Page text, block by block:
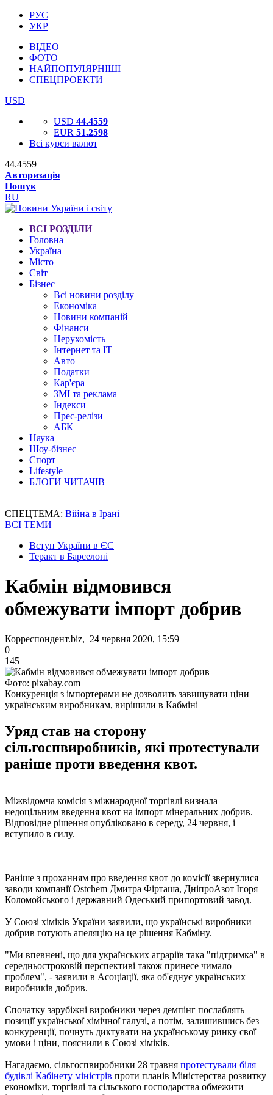
РУС
УКР
ВІДЕО
ФОТО
НАЙПОПУЛЯРНІШІ
СПЕЦПРОЕКТИ
USD
USD 44.4559
EUR 51.2598
Всі курси валют
44.4559
Авторизація
Пошук
RU
ВСІ РОЗДІЛИ
Головна
Україна
Місто
Світ
Бізнес
Всі новини розділу
Економіка
Новини компаній
Фінанси
Нерухомість
Інтернет та IT
Авто
Податки
Кар'єра
ЗМІ та реклама
Індекси
Прес-релізи
АБК
Наука
Шоу-бізнес
Спорт
Lifestyle
БЛОГИ ЧИТАЧІВ
СПЕЦТЕМА: Війна в Ірані
ВСІ ТЕМИ
Вступ України в ЄС
Теракт в Барселоні
Кабмін відмовився
обмежувати імпорт добрив
Корреспондент.biz, 24 червня 2020, 15:59
0
145
Фото: pixabay.com
Конкуренція з імпортерами не дозволить завищувати ціни
українським виробникам, вирішили в Кабміні
Уряд став на сторону
сільгоспвиробників, які протестували
раніше проти введення квот.
Міжвідомча комісія з міжнародної торгівлі визнала
недоцільним введення квот на імпорт мінеральних добрив.
Відповідне рішення опубліковано в середу, 24 червня, і
вступило в силу.
Раніше з проханням про введення квот до комісії звернулися
заводи компанії Ostchem Дмитра Фірташа, ДніпроАзот Ігоря
Коломойського і державний Одеський припортовий завод.
У Союзі хіміків України заявили, що українські виробники
добрив готують апеляцію на це рішення Кабміну.
"Ми впевнені, що для українських аграріїв така "підтримка" в
середньостроковій перспективі також принесе чимало
проблем", - заявили в Асоціації, яка об'єднує українських
виробників добрив.
Спочатку зарубіжні виробники через демпінг послаблять
позиції української хімічної галузі, а потім, залишившись без
конкуренції, почнуть диктувати на українському ринку свої
умови і ціни, пояснили в Союзі хіміків.
Нагадаємо, сільгоспвиробники 28 травня протестували біля
будівлі Кабінету міністрів проти планів Міністерства розвитку
економіки, торгівлі та сільського господарства обмежити